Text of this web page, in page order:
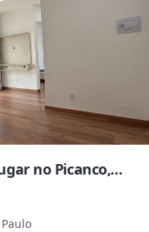
no Picanco,